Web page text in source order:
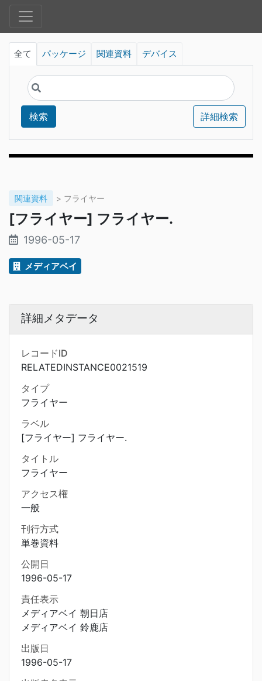
全て パッケージ 関連資料 デバイス
検索 詳細検索
関連資料 > フライヤー
[フライヤー] フライヤー.
1996-05-17
メディアベイ
詳細メタデータ
レコードID
RELATEDINSTANCE0021519
タイプ
フライヤー
ラベル
[フライヤー] フライヤー.
タイトル
フライヤー
アクセス権
一般
刊行方式
単巻資料
公開日
1996-05-17
責任表示
メディアベイ 朝日店
メディアベイ 鈴鹿店
出版日
1996-05-17